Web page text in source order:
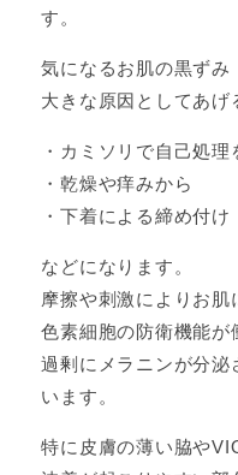
す。
気になるお肌の黒ずみ
大きな原因としてあげ
・カミソリで自己処理
・乾燥や痒みから
・下着による締め付け
などになります。
摩擦や刺激によりお肌
色素細胞の防衛機能が
過剰にメラニンが分泌
います。
特に皮膚の薄い脇や